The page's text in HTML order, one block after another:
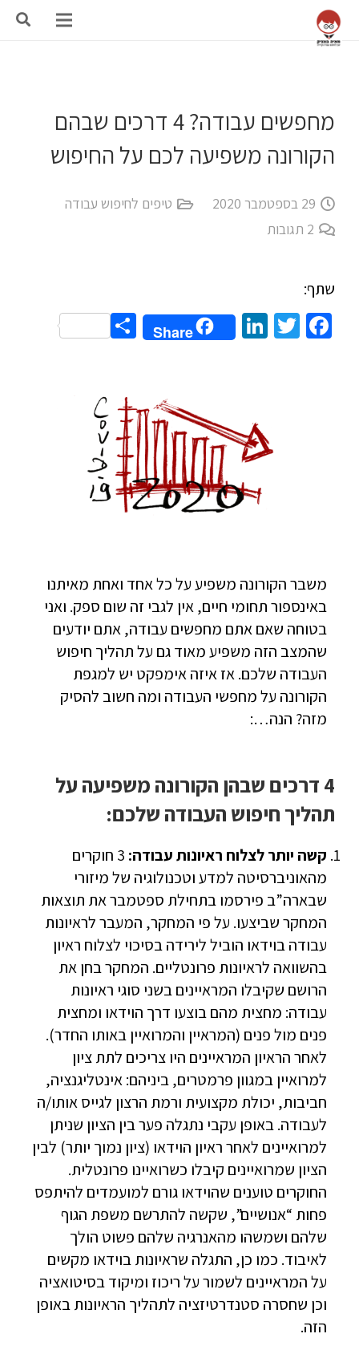
מחפשים עבודה? 4 דרכים שבהם
הקורונה משפיעה לכם על החיפוש
29 בספטמבר 2020
טיפים לחיפוש עבודה
2 תגובות
שתף:
Facebook
Twitter
LinkedIn
Share
Share
משבר הקורונה משפיע על כל אחד ואחת מאיתנו
באינספור תחומי חיים, אין לגבי זה שום ספק. ואני
בטוחה שאם אתם מחפשים עבודה, אתם יודעים
שהמצב הזה משפיע מאוד גם על תהליך חיפוש
העבודה שלכם. אז איזה אימפקט יש למגפת
הקורונה על מחפשי העבודה ומה חשוב להסיק
מזה? הנה…:
4 דרכים שבהן הקורונה משפיעה על
תהליך חיפוש העבודה שלכם:
קשה יותר לצלוח ראיונות עבודה:
3 חוקרים
מהאוניברסיטה למדע וטכנולוגיה של מיזורי
שבארה”ב פירסמו בתחילת ספטמבר את תוצאות
המחקר שביצעו. על פי המחקר, המעבר לראיונות
עבודה בוידאו הוביל לירידה בסיכוי לצלוח ראיון
בהשוואה לראיונות פרונטליים. המחקר בחן את
הרושם שקיבלו המראיינים בשני סוגי ראיונות
עבודה: מחצית מהם בוצעו דרך הוידאו ומחצית
פנים מול פנים (המראיין והמרואיין באותו החדר).
לאחר הראיון המראיינים היו צריכים לתת ציון
למרואיין במגוון פרמטרים, ביניהם: אינטליגנציה,
חביבות, יכולת מקצועית ורמת הרצון לגייס אותו/ה
לעבודה. באופן עקבי נתגלה פער בין הציון שניתן
למרואיינים לאחר ראיון הוידאו (ציון נמוך יותר) לבין
הציון שמרואיינים קיבלו כשרואיינו פרונטלית.
החוקרים טוענים שהוידאו גורם למועמדים להיתפס
פחות “אנושיים”, שקשה להתרשם משפת הגוף
שלהם ושמשהו מהאנרגיה שלהם פשוט הולך
לאיבוד. כמו כן, התגלה שראיונות בוידאו מקשים
על המראיינים לשמור על ריכוז ומיקוד בסיטואציה
וכן שחסרה סטנדרטיזציה לתהליך הראיונות באופן
הזה.